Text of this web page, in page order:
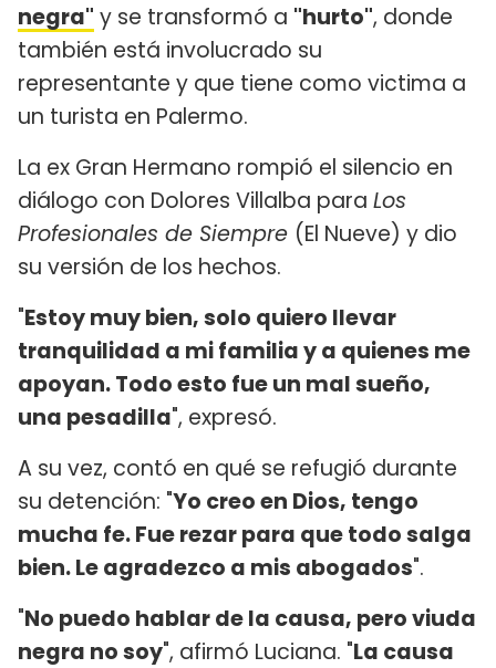
negra" y se transformó a "hurto", donde
también está involucrado su
representante y que tiene como victima a
un turista en Palermo.
La ex Gran Hermano rompió el silencio en
diálogo con Dolores Villalba para Los
Profesionales de Siempre (El Nueve) y dio
su versión de los hechos.
"Estoy muy bien, solo quiero llevar
tranquilidad a mi familia y a quienes me
apoyan. Todo esto fue un mal sueño,
una pesadilla", expresó.
A su vez, contó en qué se refugió durante
su detención: "Yo creo en Dios, tengo
mucha fe. Fue rezar para que todo salga
bien. Le agradezco a mis abogados".
"No puedo hablar de la causa, pero viuda
negra no soy", afirmó Luciana. "La causa